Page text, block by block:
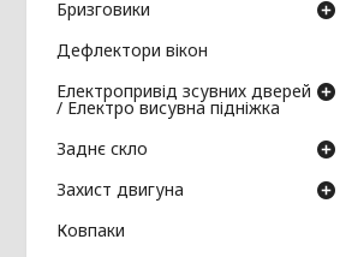
Бризговики
Дефлектори вікон
Електропривід зсувних дверей
/ Електро висувна підніжка
Заднє скло
Захист двигуна
Ковпаки